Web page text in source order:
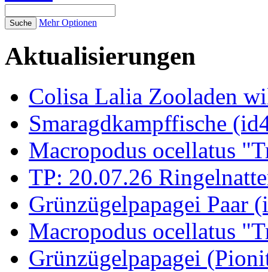
Mehr Optionen
Aktualisierungen
Colisa Lalia Zooladen
Smaragdkampffische
Macropodus ocellatus
TP: 20.07.26
Grünzügelpapagei Paar
Macropodus ocellatus
Grünzügelpapagei